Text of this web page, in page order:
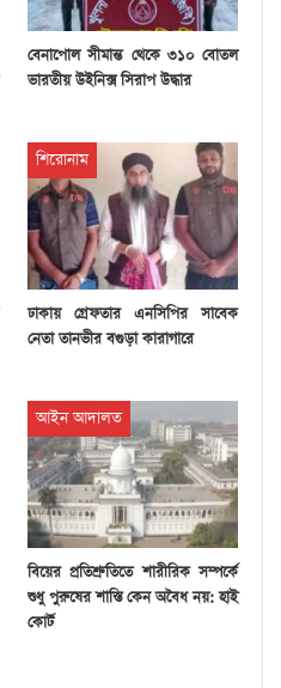
বেনাপোল সীমান্ত থেকে ৩১০ বোতল
ভারতীয় উইনিক্স সিরাপ উদ্ধার
শিরোনাম
ঢাকায় গ্রেফতার এনসিপির সাবেক
নেতা তানভীর বগুড়া কারাগারে
আইন আদালত
বিয়ের প্রতিশ্রুতিতে শারীরিক সম্পর্কে
শুধু পুরুষের শাস্তি কেন অবৈধ নয়: হাই
কোর্ট